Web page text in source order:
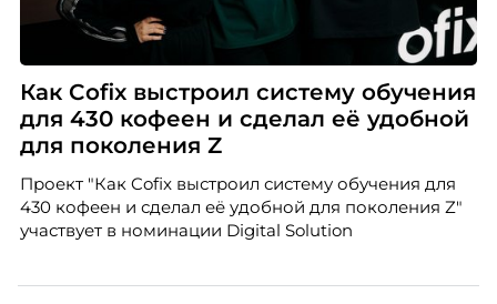
Как Cofix выстроил систему обучения
для 430 кофеен и сделал её удобной
для поколения Z
Проект "Как Cofix выстроил систему обучения для
430 кофеен и сделал её удобной для поколения Z"
участвует в номинации Digital Solution